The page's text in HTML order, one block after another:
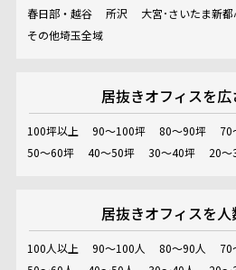
春日部・越谷
所沢
大宮･さいたま新
その他埼玉全域
居抜きオフィスを広
100坪以上 90～100坪 80～90坪 70
50～60坪
40～50坪 30～40坪 20～
居抜きオフィスを
100人以上 90～100人 80～90人 70